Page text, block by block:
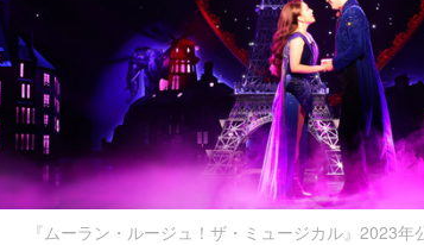
『ムーラン・ルージュ！ザ・ミュージカル』2023